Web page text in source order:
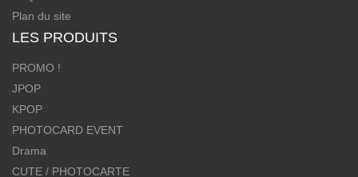
Plan du site
LES PRODUITS
PROMO !
JPOP
KPOP
PHOTOCARD EVENT
Drama
CUTE / PHOTOCARTE